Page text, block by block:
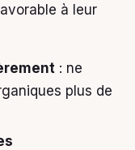
à leur
: ne
plus de